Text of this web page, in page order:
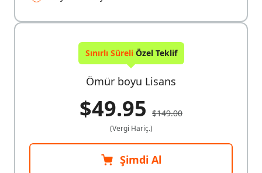
Sınırlı SüreliÖzel Teklif
Ömür boyu Lisans
$49.95 $149.00
(Vergi Hariç.)
Şimdi Al